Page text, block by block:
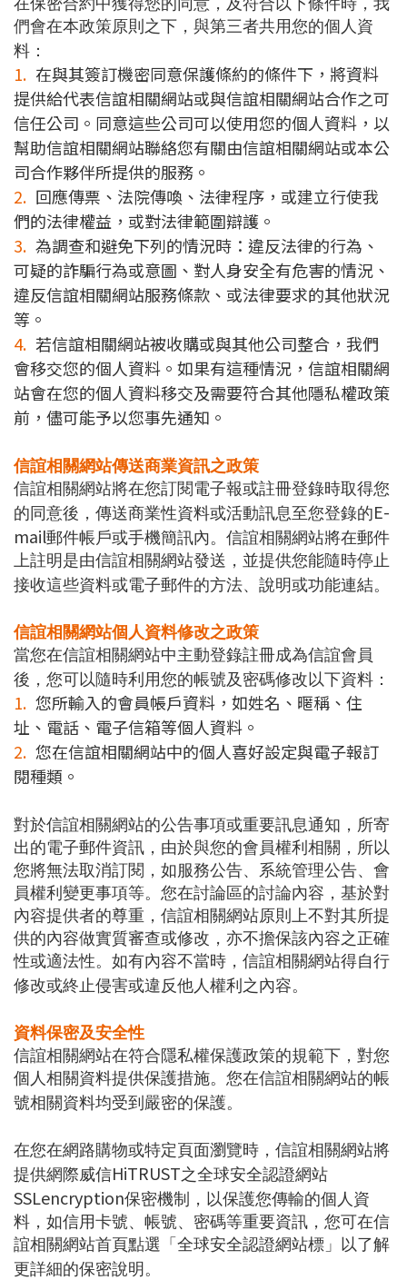
在保密合約中獲得您的同意，及符合以下條件時，我
們會在本政策原則之下，與第三者共用您的個人資
料：
1. 在與其簽訂機密同意保護條約的條件下，將資料
提供給代表信誼相關網站或與信誼相關網站合作之可
信任公司。同意這些公司可以使用您的個人資料，以
幫助信誼相關網站聯絡您有關由信誼相關網站或本公
司合作夥伴所提供的服務。
2. 回應傳票、法院傳喚、法律程序，或建立行使我
們的法律權益，或對法律範圍辯護。
3. 為調查和避免下列的情況時：違反法律的行為、
可疑的詐騙行為或意圖、對人身安全有危害的情況、
違反信誼相關網站服務條款、或法律要求的其他狀況
等。
4. 若信誼相關網站被收購或與其他公司整合，我們
會移交您的個人資料。如果有這種情況，信誼相關網
站會在您的個人資料移交及需要符合其他隱私權政策
前，儘可能予以您事先通知。
信誼相關網站傳送商業資訊之政策
信誼相關網站將在您訂閱電子報或註冊登錄時取得您
的同意後，傳送商業性資料或活動訊息至您登錄的E-
mail郵件帳戶或手機簡訊內。信誼相關網站將在郵件
上註明是由信誼相關網站發送，並提供您能隨時停止
接收這些資料或電子郵件的方法、說明或功能連結。
信誼相關網站個人資料修改之政策
當您在信誼相關網站中主動登錄註冊成為信誼會員
後，您可以隨時利用您的帳號及密碼修改以下資料：
1. 您所輸入的會員帳戶資料，如姓名、暱稱、住
址、電話、電子信箱等個人資料。
2. 您在信誼相關網站中的個人喜好設定與電子報訂
閱種類。
對於信誼相關網站的公告事項或重要訊息通知，所寄
出的電子郵件資訊，由於與您的會員權利相關，所以
您將無法取消訂閱，如服務公告、系統管理公告、會
員權利變更事項等。您在討論區的討論內容，基於對
內容提供者的尊重，信誼相關網站原則上不對其所提
供的內容做實質審查或修改，亦不擔保該內容之正確
性或適法性。如有內容不當時，信誼相關網站得自行
修改或終止侵害或違反他人權利之內容。
資料保密及安全性
信誼相關網站在符合隱私權保護政策的規範下，對您
個人相關資料提供保護措施。您在信誼相關網站的帳
號相關資料均受到嚴密的保護。
在您在網路購物或特定頁面瀏覽時，信誼相關網站將
提供網際威信HiTRUST之全球安全認證網站
SSLencryption保密機制，以保護您傳輸的個人資
料，如信用卡號、帳號、密碼等重要資訊，您可在信
誼相關網站首頁點選「全球安全認證網站標」以了解
更詳細的保密說明。